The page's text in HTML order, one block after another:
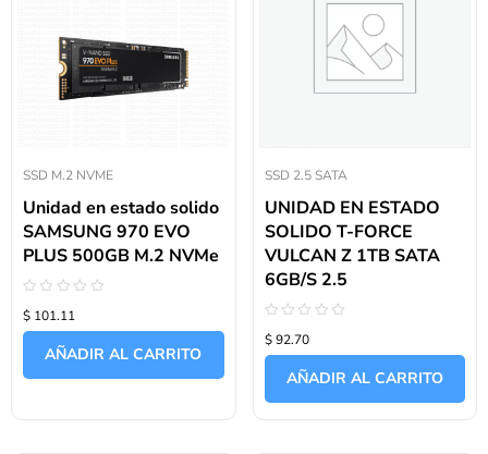
SSD M.2 NVME
Unidad en estado solido
SAMSUNG 970 EVO
PLUS 500GB M.2 NVMe
con
0
$ 101.11
AÑADIR AL CARRITO
SSD 2.5 SATA
UNIDAD EN ESTADO
SOLIDO T-FORCE
VULCAN Z 1TB SATA
6GB/S 2.5
con
0
$ 92.70
AÑADIR AL CARRITO